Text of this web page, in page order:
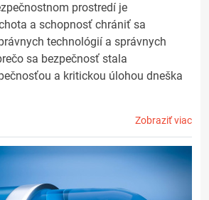
prostredí je
a schopnosť chrániť sa
technológií a správnych
sa bezpečnosť stala
a kritickou úlohou dneška
Zobraziť viac